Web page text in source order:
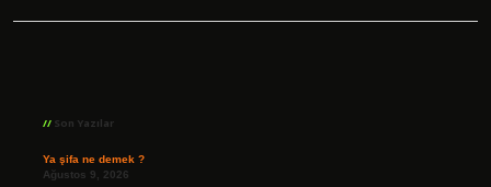
Son Yazılar
Ya şifa ne demek ?
Ağustos 9, 2026